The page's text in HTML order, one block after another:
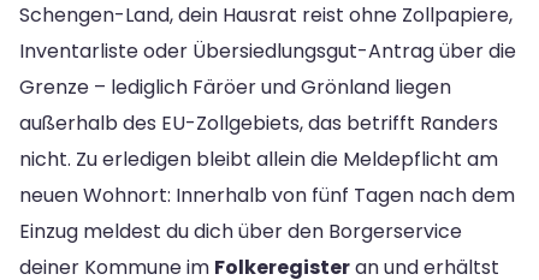
Schengen-Land, dein Hausrat reist ohne Zollpapiere,
Inventarliste oder Übersiedlungsgut-Antrag über die
Grenze – lediglich Färöer und Grönland liegen
außerhalb des EU-Zollgebiets, das betrifft Randers
nicht. Zu erledigen bleibt allein die Meldepflicht am
neuen Wohnort: Innerhalb von fünf Tagen nach dem
Einzug meldest du dich über den Borgerservice
deiner Kommune im Folkeregisteran und erhältst